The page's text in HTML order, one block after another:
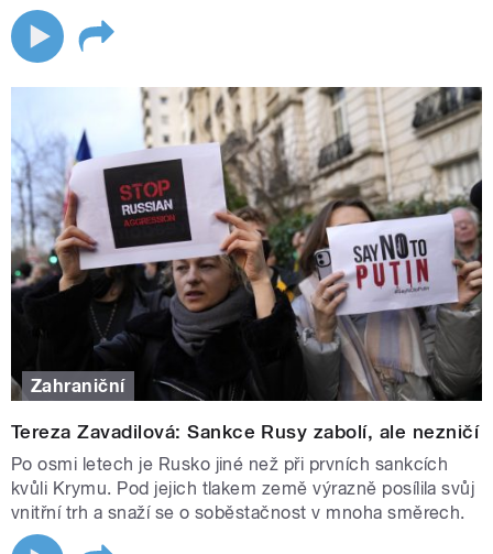
Zahraniční
Tereza Zavadilová: Sankce Rusy zabolí, ale nezničí
Po osmi letech je Rusko jiné než při prvních sankcích
kvůli Krymu. Pod jejich tlakem země výrazně posílila svůj
vnitřní trh a snaží se o soběstačnost v mnoha směrech.